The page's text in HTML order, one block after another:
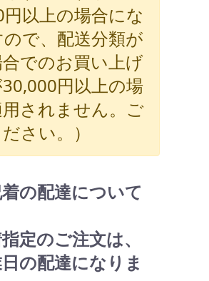
以上の場合にな
ので、配送分類が
でのお買い上げ
円以上の場
されません。ご
さい。）
の配達について
定のご注文は、
の配達になりま